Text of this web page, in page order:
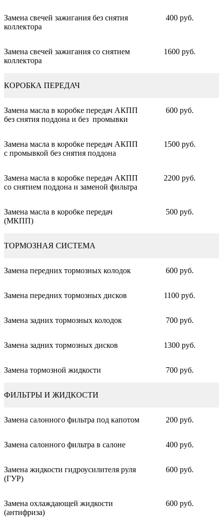
Замена свечей зажигания без снятия
коллектора
400 руб.
Замена свечей зажигания со снятием
коллектора
1600 руб.
КОРОБКА ПЕРЕДАЧ
Замена масла в коробке передач АКПП
без снятия поддона и без промывки
600 руб.
Замена масла в коробке передач АКПП
с промывкой без снятия поддона
1500 руб.
Замена масла в коробке передач АКПП
со снятием поддона и заменой фильтра
2200 руб.
Замена масла в коробке передач
(МКПП)
500 руб.
ТОРМОЗНАЯ СИСТЕМА
Замена передних тормозных колодок 600 руб.
Замена передних тормозных дисков 1100 руб.
Замена задних тормозных колодок 700 руб.
Замена задних тормозных дисков 1300 руб.
Замена тормозной жидкости 700 руб.
ФИЛЬТРЫ И ЖИДКОСТИ
Замена салонного фильтра под капотом 200 руб.
Замена салонного фильтра в салоне 400 руб.
Замена жидкости гидроусилителя руля
(ГУР)
600 руб.
Замена охлаждающей жидкости
(антифриза)
600 руб.